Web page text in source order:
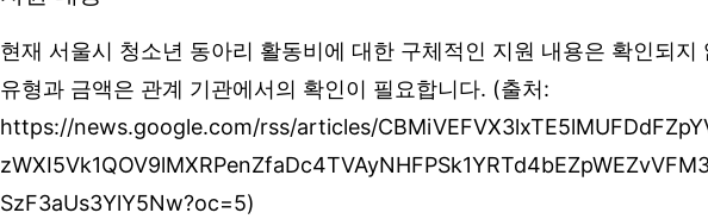
현재 서울시 청소년 동아리 활동비에 대한 구체적인 지원 내용은 확인되지
유형과 금액은 관계 기관에서의 확인이 필요합니다. (출처:
https://news.google.com/rss/articles/
SzF3aUs3YlY5Nw?oc=5)